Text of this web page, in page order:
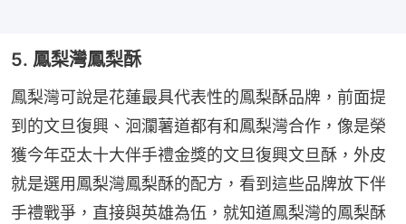
5. 鳳梨灣鳳梨酥
鳳梨灣可說是花蓮最具代表性的鳳梨酥品牌，前面提
到的文旦復興、洄瀾薯道都有和鳳梨灣合作，像是榮
獲今年亞太十大伴手禮金獎的文旦復興文旦酥，外皮
就是選用鳳梨灣鳳梨酥的配方，看到這些品牌放下伴
手禮戰爭，直接與英雄為伍，就知道鳳梨灣的鳳梨酥